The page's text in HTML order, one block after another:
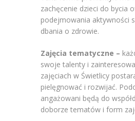
zachęcenie dzieci do bycia
podejmowania aktywności
dbania o zdrowie.
Zajęcia tematyczne –
swoje talenty i
zajęciach w Świetlicy
pielęgnować i rozwijać.
angażowani będą do
doborze tematów i form